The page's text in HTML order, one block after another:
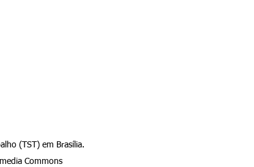
(TST) em Brasília.
Commons